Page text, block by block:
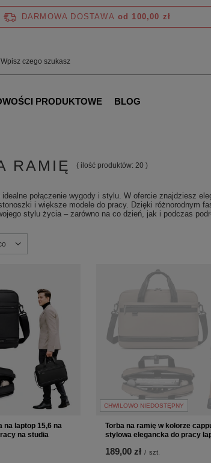
DARMOWA DOSTAWA od 100,00 zł
PRODUKTOWE BLOG
RAMIĘ ( ilość produktów: 20 )
połączenie wygody i stylu. W ofercie znajdziesz
i większe modele do pracy. Dzięki różnorodnym
stylu życia – zarówno na co dzień, jak i podczas
na laptop 15,6 na
na studia
CHWILOWO NIEDOSTĘPNY
Torba na ramię w kolorze
stylowa elegancka do pracy
189,00 zł / szt.